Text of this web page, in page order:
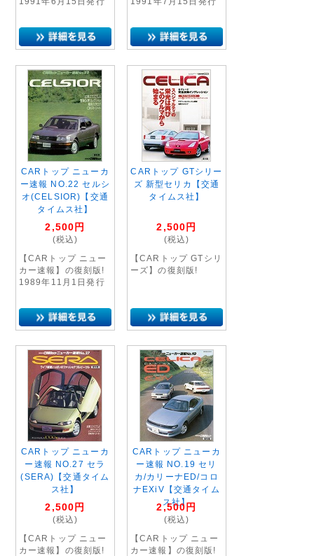
CARトップ ニューカ
ー速報 NO.22 セルシ
オ(CELSIOR)【交通
タイムス社】
2,500 円
(税込)
【CARトップ ニュー
カー速報】の復刻版!
1989年11月1日発行
CARトップ GTシリー
ズ 新型セリカ【交通
タイムス社】
2,500 円
(税込)
【CARトップ GTシリ
ーズ】の復刻版!
CARトップ ニューカ
ー速報 NO.27 セラ
(SERA)【交通タイム
ス社】
2,500 円
(税込)
【CARトップ ニュー
カー速報】の復刻版!
CARトップ ニューカ
ー速報 NO.19 セリ
カ/カリーナED/コロ
ナEXiV【交通タイム
ス社】
2,500 円
(税込)
【CARトップ ニュー
カー速報】の復刻版!